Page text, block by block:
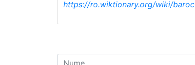
https://ro.wiktionary.org/wiki/baroc